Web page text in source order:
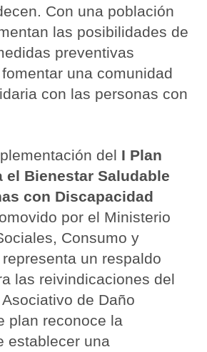
Con una población
las posibilidades de
preventivas
una comunidad
con las personas con
del I Plan
el Bienestar Saludable
con Discapacidad
por el Ministerio
Consumo y
un respaldo
las reivindicaciones del
de Daño
plan reconoce la
establecer una